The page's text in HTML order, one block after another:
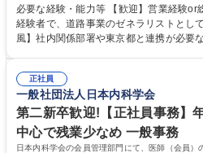
制度やキャリア支援が充実しております！ ※下記
管理部門：広報、人事、経理など当公社
門：駐車場の新規開拓、管理運営、新宿
道路施設や道路工事現場の見学ツアー事
へ配属。※業務内容変更の範囲：会社の定める業務 募集職
ープ】総合職（事務）◇残業月平均9時
必要な経験・能力等 【歓迎】営業経験or
経験者で、道路事業のゼネラリストとし
風】社内関係部署や東京都と連携が必要
部門など多岐に渡る業務を経験できます
事業の他、新宿駅西口広場内に設置され
イン」の管理運営を行うなど、事業収益
います。 学歴・資格 学歴：大学院 大学 高専 短大 専修学校 高校 語学力：
資格：
正社員
一般社団法人日本内科学会
第二新卒歓迎!【正社員事務】
中心で残業少なめ 一般事務
日本内科学会の会員管理部門にて、医師（会員